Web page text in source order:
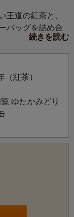
王道の紅茶と、
バッグを詰め合
シックなお茶の
続きを読む
紅茶）
ゆたかみどり